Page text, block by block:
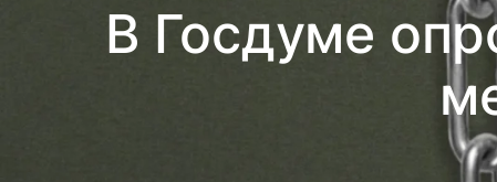
В Госдуме